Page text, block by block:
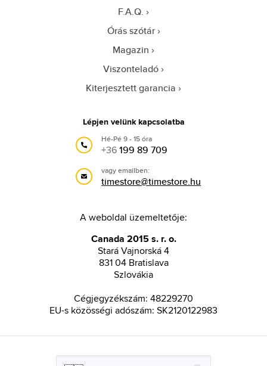
F.A.Q.
Órás szótár
Magazin
Viszonteladó
Kiterjesztett garancia
Lépjen velünk kapcsolatba
Hé-Pé 9 - 15 óra
+36199 89 709
vagy emailben:
timestore@timestore.hu
A weboldal üzemeltetője:
Canada 2015 s. r. o.
Stará Vajnorská 4
831 04 Bratislava
Szlovákia
Cégjegyzékszám: 48229270
EU-s közösségi adószám: SK2120122983